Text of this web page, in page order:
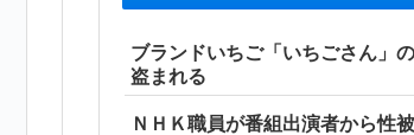
ブランドいちご「いちごさん」
盗まれる
ＮＨＫ職員が番組出演者から性